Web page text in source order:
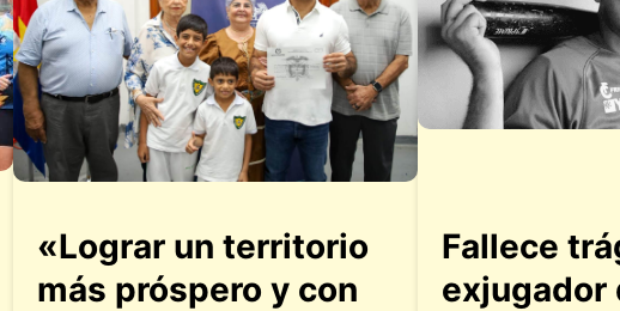
«Lograr un territorio
más próspero y con
Fallece
exjugador